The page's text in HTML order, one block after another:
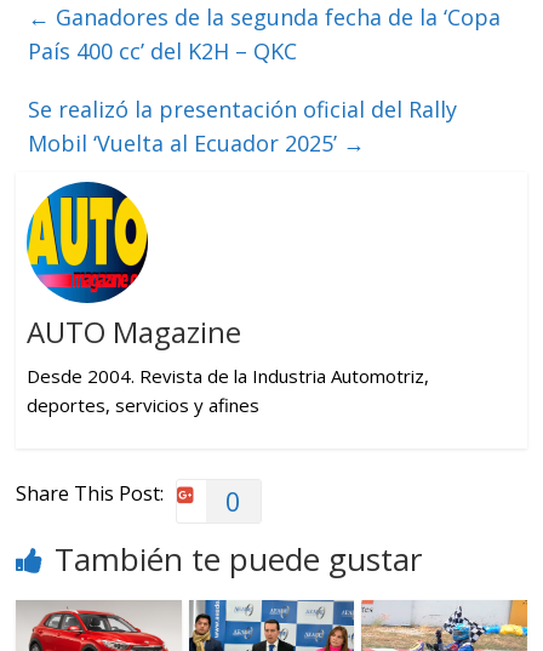
← Ganadores de la segunda fecha de la ‘Copa
País 400 cc’ del K2H – QKC
Se realizó la presentación oficial del Rally
Mobil ‘Vuelta al Ecuador 2025’ →
AUTO Magazine
Desde 2004. Revista de la Industria Automotriz,
deportes, servicios y afines
Share This Post: 0
También te puede gustar